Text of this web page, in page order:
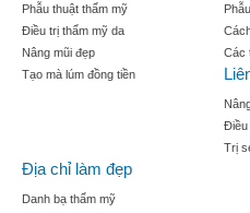
Phẫu thuật thẩm mỹ
Điều trị thẩm mỹ da
Nâng mũi đẹp
Tạo mà lúm đồng tiền
Các
Điều
Trị
Địa chỉ làm đẹp
Danh bạ thẩm mỹ